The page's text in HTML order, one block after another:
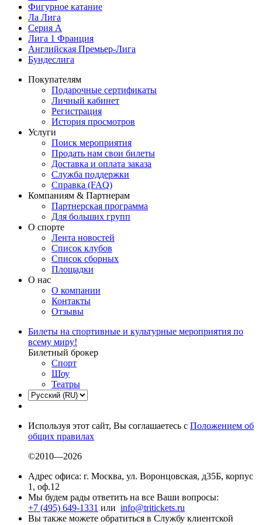
Фигурное катание
Ла Лига
Серия А
Лига 1 Франция
Английская Премьер-Лига
Бундеслига
Покупателям
Подарочные сертификаты
Личный кабинет
Регистрация
История просмотров
Услуги
Поиск мероприятия
Продать нам свои билеты
Доставка и оплата заказа
Служба поддержки
Справка (FAQ)
Компаниям & Партнерам
Партнерская программа
Для больших групп
О спорте
Лента новостей
Список клубов
Список сборных
Площадки
О нас
О компании
Контакты
Отзывы
Билеты на спортивные и культурные мероприятия по
всему миру!
Билетный брокер
Спорт
Шоу
Театры
Используя этот сайт, Вы соглашаетесь с Положением об
общих правилах
©2010—2026
Адрес офиса: г. Москва, ул. Воронцовская, д35Б, корпус
1, оф.12
Мы будем рады ответить на все Ваши вопросы:
+7 (495) 649-1331 или info@tritickets.ru
Вы также можете обратиться в Службу клиентской